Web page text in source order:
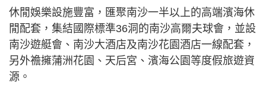
休閒娛樂設施豐富，匯聚南沙一半以上的高端濱海休
閒配套，集結國際標準36洞的南沙高爾夫球會，並設
南沙遊艇會、南沙大酒店及南沙花園酒店一線配套，
另外襜擁蒲洲花園、天后宮、濱海公園等度假旅遊資
源。